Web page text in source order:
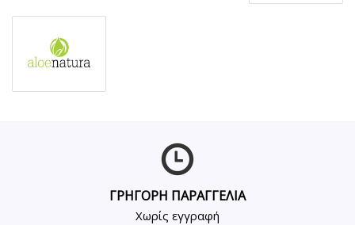
ΓΡΗΓΟΡΗ ΠΑΡΑΓΓΕΛΙΑ
Χωρίς εγγραφή